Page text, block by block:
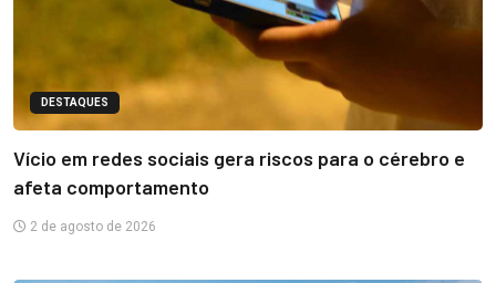
DESTAQUES
Vício em redes sociais gera riscos para o cérebro e
afeta comportamento
2 de agosto de 2026